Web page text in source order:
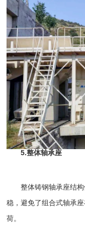
5.整体轴承座
整体铸钢轴承座结构
稳，避免了组合式轴承
荷。